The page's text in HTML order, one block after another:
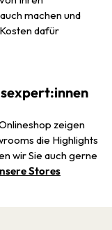
machen und
dafür
zeigen
die Highlights
wir Sie auch gerne
Stores